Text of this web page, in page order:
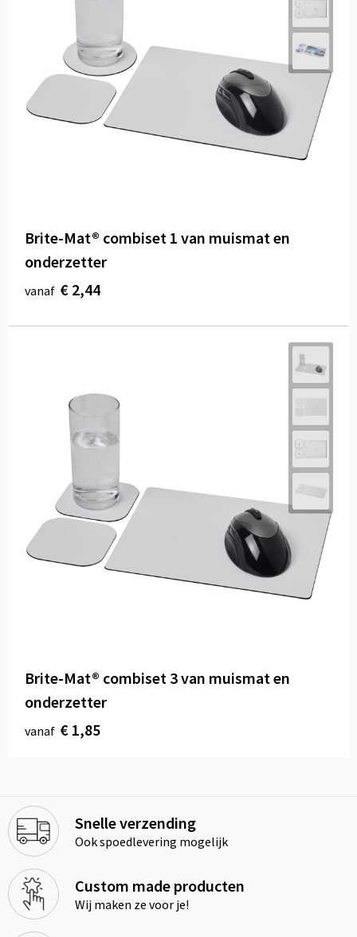
Brite-Mat® combiset 1 van muismat en
onderzetter
vanaf € 2,44
Brite-Mat® combiset 3 van muismat en
onderzetter
vanaf € 1,85
Snelle verzending
Ook spoedlevering mogelijk
Custom made producten
Wij maken ze voor je!